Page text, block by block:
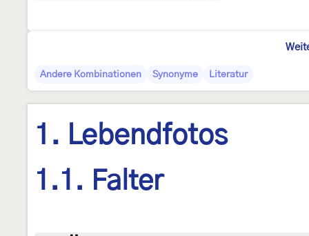
Andere Kombinationen Synonyme Literatur
1. Lebendfotos
1.1. Falter